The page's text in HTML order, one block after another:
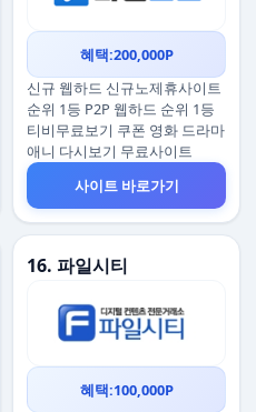
혜택:200,000P
신규 웹하드 신규노제휴사이트
순위 1등 P2P 웹하드 순위 1등
티비무료보기 쿠폰 영화 드라마
애니 다시보기 무료사이트
사이트 바로가기
16. 파일시티
혜택:100,000P